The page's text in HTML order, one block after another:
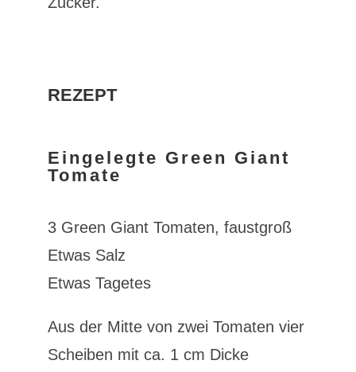
REZEPT
Eingelegte Green Giant
Tomate
3 Green Giant Tomaten, faustgroß
Etwas Salz
Etwas Tagetes
Aus der Mitte von zwei Tomaten vier
Scheiben mit ca. 1 cm Dicke